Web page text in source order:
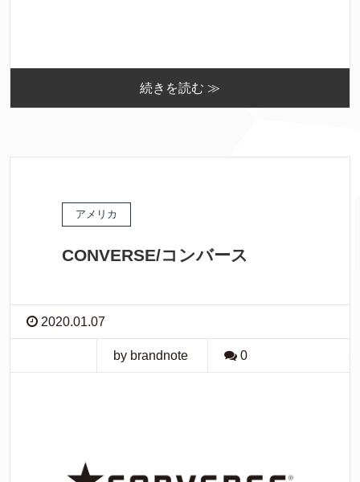
続きを読む ≫
アメリカ
CONVERSE/コンバース
2020.01.07
by brandnote 0